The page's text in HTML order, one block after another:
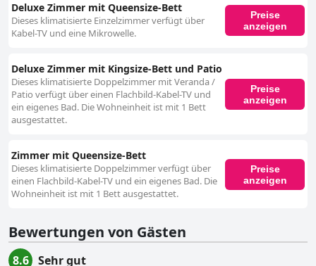
Deluxe Zimmer mit Queensize-Bett
Dieses klimatisierte Einzelzimmer verfügt über
Kabel-TV und eine Mikrowelle.
Preise
anzeigen
Deluxe Zimmer mit Kingsize-Bett und Patio
Dieses klimatisierte Doppelzimmer mit Veranda /
Patio verfügt über einen Flachbild-Kabel-TV und
ein eigenes Bad. Die Wohneinheit ist mit 1 Bett
ausgestattet.
Preise
anzeigen
Zimmer mit Queensize-Bett
Dieses klimatisierte Doppelzimmer verfügt über
einen Flachbild-Kabel-TV und ein eigenes Bad. Die
Wohneinheit ist mit 1 Bett ausgestattet.
Preise
anzeigen
Bewertungen von Gästen
8.6
Sehr gut